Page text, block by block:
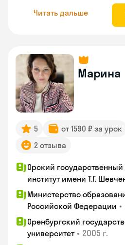
Читать дальше
Марина
5 от 1590 ₽ за урок
2 отзыва
Орский
институт имени Т.Г.
Министерство
Российской Федерации •
Оренбургский
университет • 2005 г.